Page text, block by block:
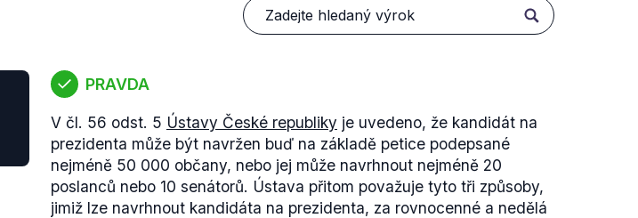
PRAVDA
V čl. 56 odst. 5 Ústavy České republiky je uvedeno, že kandidát na
prezidenta může být navržen buď na základě petice podepsané
nejméně 50 000 občany, nebo jej může navrhnout nejméně 20
poslanců nebo 10 senátorů. Ústava přitom považuje tyto tři způsoby,
jimiž lze navrhnout kandidáta na prezidenta, za rovnocenné a nedělá